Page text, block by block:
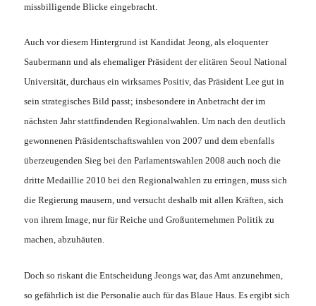
missbilligende Blicke eingebracht.
Auch vor diesem Hintergrund ist Kandidat Jeong, als eloquenter
Saubermann und als ehemaliger Präsident der elitären Seoul National
Universität, durchaus ein wirksames Positiv, das Präsident Lee gut in
sein strategisches Bild passt; insbesondere in Anbetracht der im
nächsten Jahr stattfindenden Regionalwahlen. Um nach den deutlich
gewonnenen Präsidentschaftswahlen von 2007 und dem ebenfalls
überzeugenden Sieg bei den Parlamentswahlen 2008 auch noch die
dritte Medaillie 2010 bei den Regionalwahlen zu erringen, muss sich
die Regierung mausern, und versucht deshalb mit allen Kräften, sich
von ihrem Image, nur für Reiche und Großunternehmen Politik zu
machen, abzuhäuten.
Doch so riskant die Entscheidung Jeongs war, das Amt anzunehmen,
so gefährlich ist die Personalie auch für das Blaue Haus. Es ergibt sich